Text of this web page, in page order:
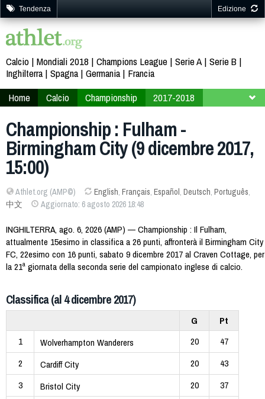
Tendenza Edizione
Calcio Mondiali 2018 Champions League Serie A Serie B
Inghilterra Spagna Germania
Francia
Home
Calcio Championship
2017-2018
Championship : Fulham -
Birmingham City (9 dicembre 2017,
15:00)
Athlet.org (AMP©) English, Français, Español, Deutsch, Português,
中文
Aggiornato: 6 agosto 2026 18:48
INGHILTERRA, ago. 6, 2026 (AMP) — Championship : Il Fulham,
attualmente 15esimo in classifica a 26 punti, affronterà il Birmingham City
FC, 22esimo con 16 punti, sabato 9 dicembre 2017 al Craven Cottage, per
la 21ª giornata della seconda serie del campionato inglese di calcio.
Classifica (al 4 dicembre 2017)
G
Pt
1
Wolverhampton Wanderers 20
47
2
Cardiff City 20
43
3
Bristol City 20
37